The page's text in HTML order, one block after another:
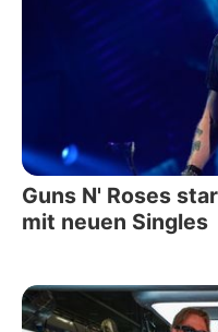
Guns N' Roses
mit neuen Singles